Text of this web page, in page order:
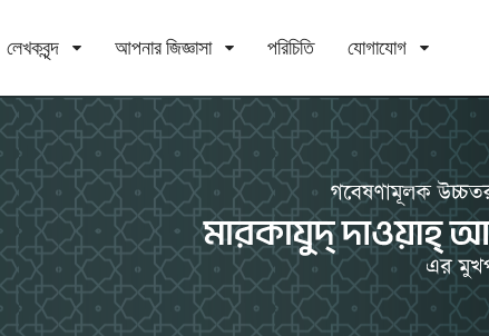
লেখকবৃন্দ আপনার জিজ্ঞাসা পরিচিতি যোগাযোগ